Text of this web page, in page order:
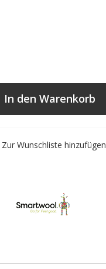
In den Warenkorb
Zur Wunschliste hinzufügen